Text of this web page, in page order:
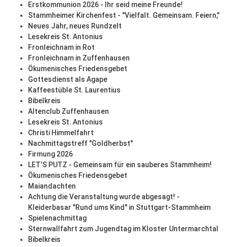
Erstkommunion 2026 - Ihr seid meine Freunde!
Stammheimer Kirchenfest - "Vielfalt. Gemeinsam. Feiern,"
Neues Jahr, neues Rundzelt
Lesekreis St. Antonius
Fronleichnam in Rot
Fronleichnam in Zuffenhausen
Ökumenisches Friedensgebet
Gottesdienst als Agape
Kaffeestüble St. Laurentius
Bibelkreis
Altenclub Zuffenhausen
Lesekreis St. Antonius
Christi Himmelfahrt
Nachmittagstreff "Goldherbst"
Firmung 2026
LET’S PUTZ - Gemeinsam für ein sauberes Stammheim!
Ökumenisches Friedensgebet
Maiandachten
Achtung die Veranstaltung wurde abgesagt! -
Kleiderbasar "Rund ums Kind" in Stuttgart-Stammheim
Spielenachmittag
Sternwallfahrt zum Jugendtag im Kloster Untermarchtal
Bibelkreis